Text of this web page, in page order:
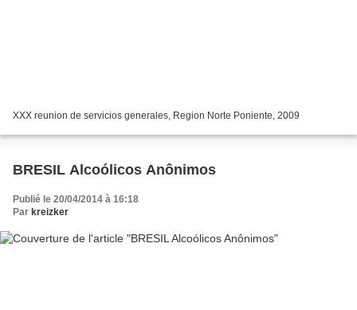
XXX reunion de servicios generales, Region Norte Poniente, 2009
BRESIL Alcoólicos Anônimos
Publié le 20/04/2014 à 16:18
Par kreizker